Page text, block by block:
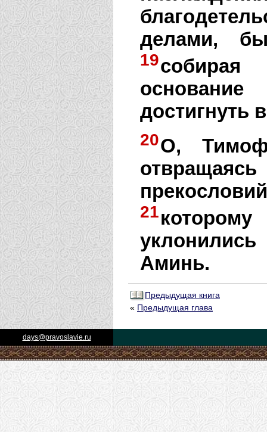
делами,
19
достигнуть
20О,
21
Аминь.
Предыдущая книга
« Предыдущая глава
days@pravoslavie.ru